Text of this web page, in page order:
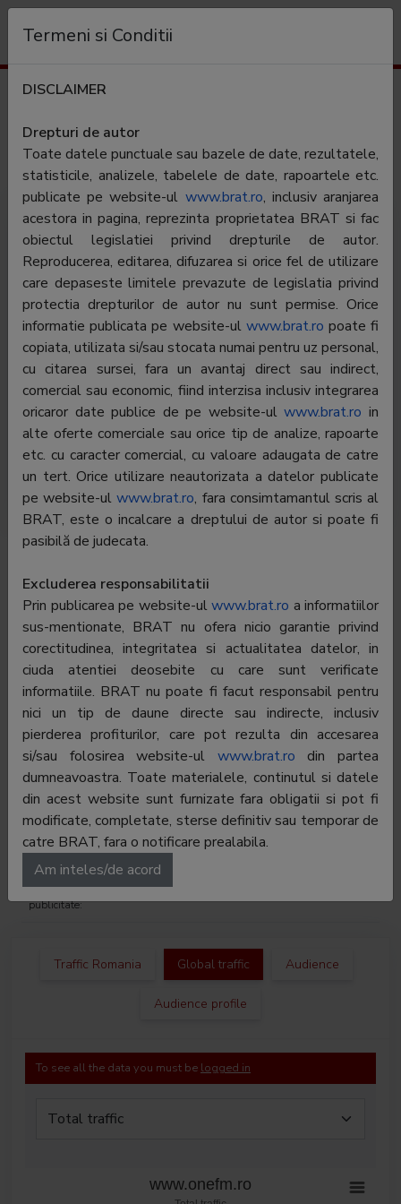
onefm.ro
Category:Muzica & Audio
OneFm.ro - site-ul oficial al celui mai bun radio dance
din tara.
Mixuri de la dj consacrati, informatii despre cele mai tari
petreceri dance din tara, stiri si videoclipuri din zona
clubbing-ului autohton si international, topuri si
downloads.
Editor: Media Group Services International
Contractor
A.G. Radio Holding SRL
CEO: Constantin-Florin Ciobica
BRAT
Valeria Iliescu
Adress
Bucuresti, Splaiul Unirii Nr. 165, cladirea TN
Offices 1, etaj 10, camera D, sector 3
E-mail: valeria.iliescu@kissfm.ro
Regie
publicitate:
-
Departament
publicitate:
-
Traffic Romania Global traffic Audience
Audience profile
To see all the data you must be logged in
www.onefm.ro
Termeni si Conditii
DISCLAIMER
Drepturi de autor
Toate datele punctuale sau bazele de date, rezultatele,
statisticile, analizele, tabelele de date, rapoartele etc.
publicate pe website-ul www.brat.ro, inclusiv aranjarea
acestora in pagina, reprezinta proprietatea BRAT si fac
obiectul legislatiei privind drepturile de autor.
Reproducerea, editarea, difuzarea si orice fel de utilizare
care depaseste limitele prevazute de legislatia privind
protectia drepturilor de autor nu sunt permise. Orice
informatie publicata pe website-ul www.brat.ro poate fi
copiata, utilizata si/sau stocata numai pentru uz personal,
cu citarea sursei, fara un avantaj direct sau indirect,
comercial sau economic, fiind interzisa inclusiv integrarea
oricaror date publice de pe website-ulwww.brat.ro in
alte oferte comerciale sau orice tip de analize, rapoarte
etc. cu caracter comercial, cu valoare adaugata de catre
un tert. Orice utilizare neautorizata a datelor publicate
pe website-ulwww.brat.ro, fara consimtamantul scris al
BRAT, este o incalcare a dreptului de autor si poate fi
pasibilă de judecata.
Excluderea responsabilitatii
Prin publicarea pe website-ulwww.brat.ro a informatiilor
sus-mentionate, BRAT nu ofera nicio garantie privind
corectitudinea, integritatea si actualitatea datelor, in
ciuda atentiei deosebite cu care sunt verificate
informatiile. BRAT nu poate fi facut responsabil pentru
nici un tip de daune directe sau indirecte, inclusiv
pierderea profiturilor, care pot rezulta din accesarea
si/sau folosirea website-ul www.brat.ro din partea
dumneavoastra. Toate materialele, continutul si datele
din acest website sunt furnizate fara obligatii si pot fi
modificate, completate, sterse definitiv sau temporar de
catre BRAT, fara o notificare prealabila.
Am inteles/de acord